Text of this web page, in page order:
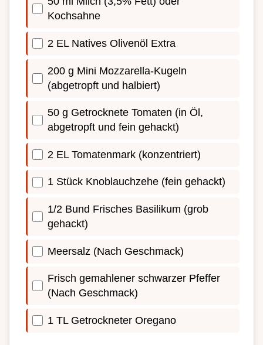
Kochsahne
2 EL Natives Olivenöl Extra
200 g Mini Mozzarella-Kugeln
(abgetropft und halbiert)
50 g Getrocknete Tomaten (in Öl,
abgetropft und fein gehackt)
2 EL Tomatenmark (konzentriert)
1 Stück Knoblauchzehe (fein gehackt)
1/2 Bund Frisches Basilikum (grob
gehackt)
Meersalz (Nach Geschmack)
Frisch gemahlener schwarzer Pfeffer
(Nach Geschmack)
1 TL Getrockneter Oregano